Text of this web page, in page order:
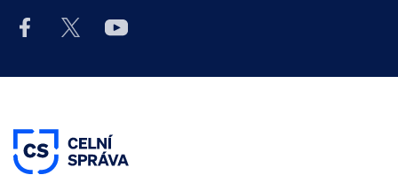
Facebook účet Celní správy ČR
X účet Celní správy ČR
Youtube účet Celní správy ČR